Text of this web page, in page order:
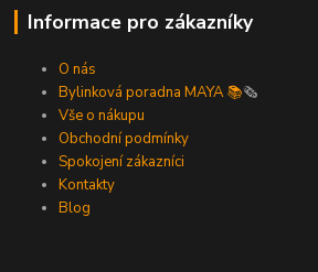
Informace pro zákazníky
O nás
Bylinková poradna MAYA 📚🗞️
Vše o nákupu
Obchodní podmínky
Spokojení zákazníci
Kontakty
Blog